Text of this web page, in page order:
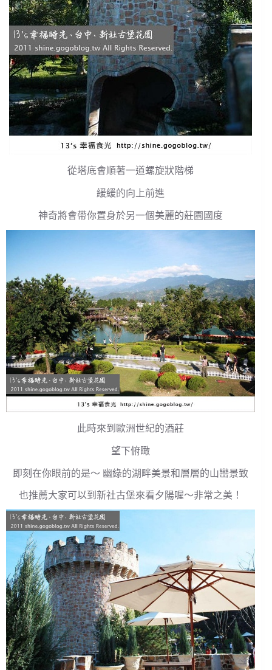
從塔底會順著一道螺旋狀階梯
緩緩的向上前進
神奇將會帶你置身於另一個美麗的莊園國度
此時來到歐洲世紀的酒莊
望下俯瞰
即刻在你眼前的是～ 幽綠的湖畔美景和層層的山巒景致
也推薦大家可以到新社古堡來看夕陽喔～非常之美！